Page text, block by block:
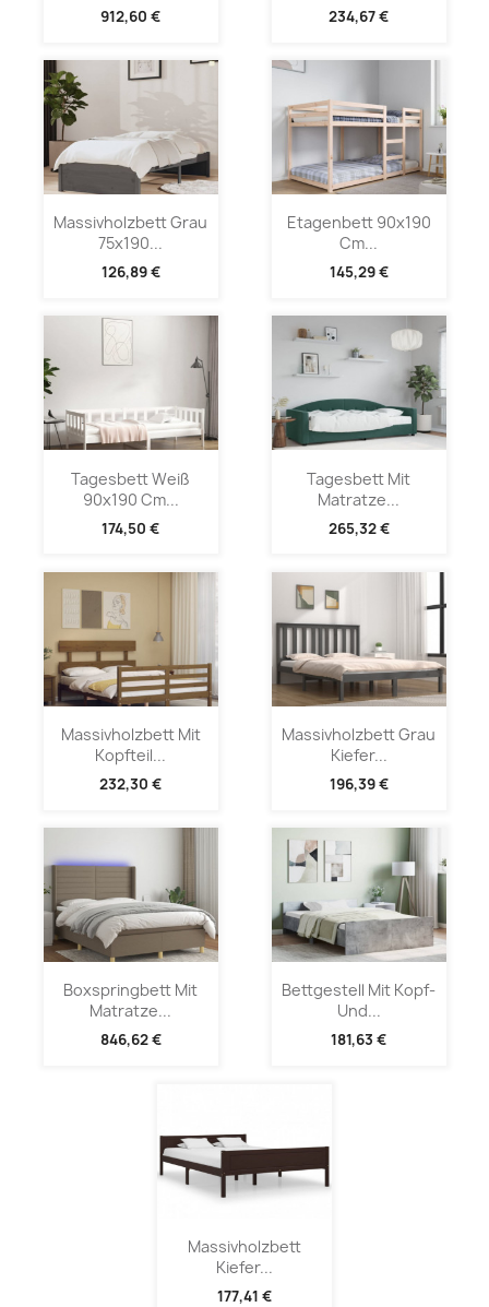
912,60 € 234,67 €
Massivholzbett Grau
75x190...
126,89 €
Etagenbett 90x190
Cm...
145,29 €
Tagesbett Weiß
90x190 Cm...
174,50 €
Tagesbett Mit
Matratze...
265,32 €
Massivholzbett Mit
Kopfteil...
232,30 €
Massivholzbett Grau
Kiefer...
196,39 €
Boxspringbett Mit
Matratze...
846,62 €
Bettgestell Mit Kopf-
Und...
181,63 €
Massivholzbett
Kiefer...
177,41 €